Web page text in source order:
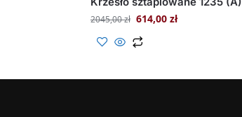
2045,00zł 614,00 zł